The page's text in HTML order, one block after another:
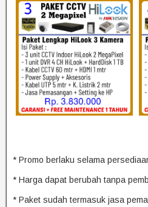
* Promo berlaku selama
* Harga dapat berubah tanpa
* Paket sudah termasuk jasa